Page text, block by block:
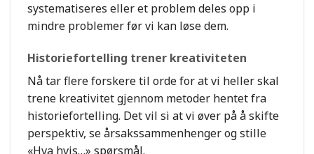
systematiseres eller et problem deles opp i
mindre problemer før vi kan løse dem.
Historiefortelling trener kreativiteten
Nå tar flere forskere til orde for at vi heller skal
trene kreativitet gjennom metoder hentet fra
historiefortelling. Det vil si at vi øver på å skifte
perspektiv, se årsakssammenhenger og stille
«Hva hvis…» spørsmål.